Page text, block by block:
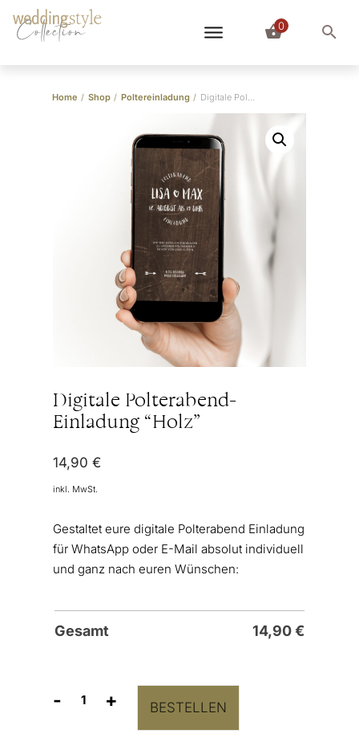
Collection 0
Home / Shop / Poltereinladung / Digitale Polterabend-Einladung “Holz”
Digitale Polterabend-
Einladung “Holz”
14,90 €
inkl. MwSt.
Gestaltet eure digitale Polterabend Einladung
für WhatsApp oder E-Mail absolut individuell
und ganz nach euren Wünschen:
Gesamt 14,90€
-
Digitale
+ BESTELLEN